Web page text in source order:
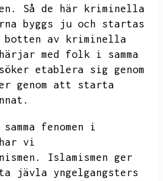
Så de här kriminella
byggs ju och startas
botten av kriminella
härjar med folk i samma
etablera sig genom
genom att starta
fenomen i
vi
Islamismen ger
jävla yngelgangsters